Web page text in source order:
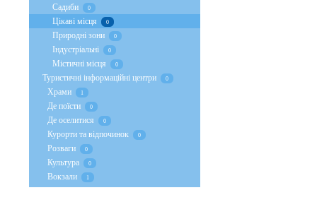
Садиби 0
Цікаві місця 0
Природні зони 0
Індустріальні 0
Містичні місця 0
Туристичні інформаційні центри 0
Храми 1
Де поїсти 0
Де оселитися 0
Курорти та відпочинок 0
Розваги 0
Культура 0
Вокзали 1